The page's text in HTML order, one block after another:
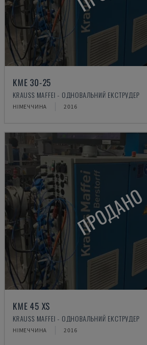
KME 30-25
KRAUSS MAFFEI - ОДНОВАЛЬНИЙ ЕКСТРУДЕР
НІМЕЧЧИНА 2016
ПРОДАНО
KME 45 XS
KRAUSS MAFFEI - ОДНОВАЛЬНИЙ ЕКСТРУДЕР
НІМЕЧЧИНА 2016